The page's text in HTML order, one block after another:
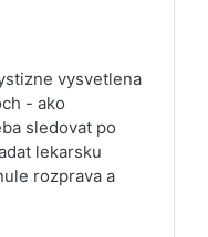
vysvetlena
- ako
sledovat po
lekarsku
rozprava a